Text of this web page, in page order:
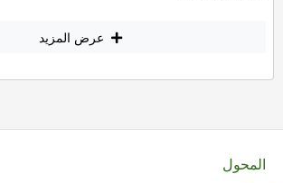
عرض المزيد
المحول